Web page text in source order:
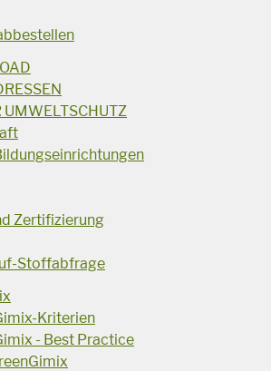
UMWELTSCHUTZ
Zertifizierung
Stoffabfrage
Kriterien
- Best Practice